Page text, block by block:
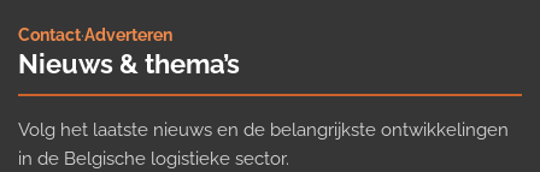
Contact·Adverteren
Nieuws & thema’s
Volg het laatste nieuws en de belangrijkste ontwikkelingen
in de Belgische logistieke sector.